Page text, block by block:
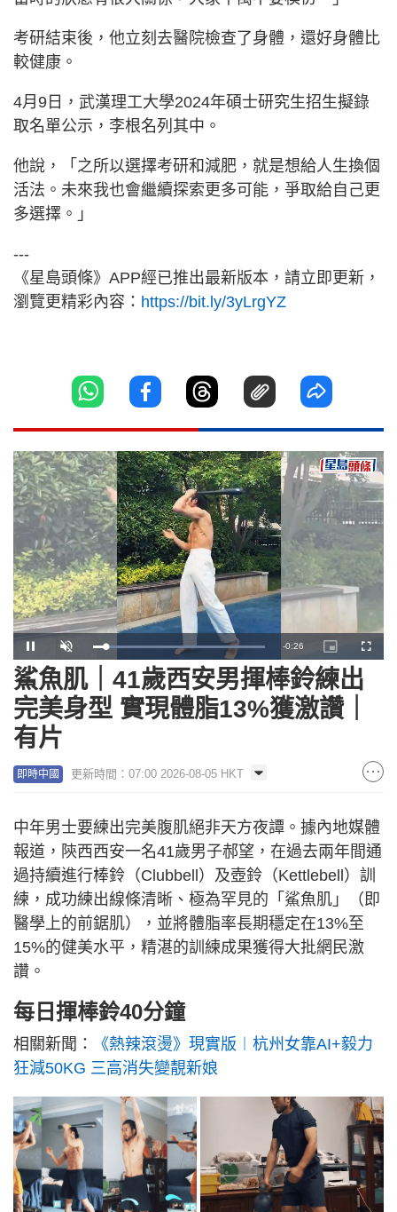
考研結束後，他立刻去醫院檢查了身體，還好身體比
較健康。
4月9日，武漢理工大學2024年碩士研究生招生擬錄
取名單公示，李根名列其中。
他說，「之所以選擇考研和減肥，就是想給人生換個
活法。未來我也會繼續探索更多可能，爭取給自己更
多選擇。」
---
《星島頭條》APP經已推出最新版本，請立即更新，
瀏覽更精彩內容： https://bit.ly/3yLrgYZ
Pause Unmute Loaded:
100.00%
Remaining
Time
-0:25
Picture-
in-
Picture
鯊魚肌｜41歲西安男揮棒鈴練出
完美身型 實現體脂13%獲激讚｜
有片
即時中國 更新時間：07:00 2026-08-05 HKT
中年男士要練出完美腹肌絕非天方夜譚。據內地媒體
報道，陝西西安一名41歲男子郝望，在過去兩年間通
過持續進行棒鈴（Clubbell）及壺鈴（Kettlebell）訓
練，成功練出線條清晰、極為罕見的「鯊魚肌」（即
醫學上的前鋸肌），並將體脂率長期穩定在13%至
15%的健美水平，精湛的訓練成果獲得大批網民激
讚。
每日揮棒鈴40分鐘
相關新聞：
《熱辣滾燙》現實版︱杭州女靠AI+毅力
狂減50KG 三高消失變靚新娘